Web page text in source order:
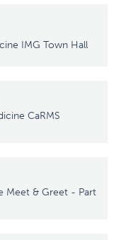
IMG Town Hall
CaRMS
Meet & Greet - Part